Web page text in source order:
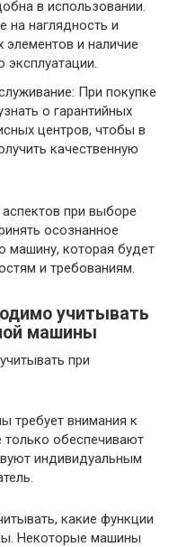
в использовании.
на наглядность и
и наличие
эксплуатации.
При покупке
о гарантийных
центров, чтобы в
качественную
при выборе
осознанное
машину, которая будет
и требованиям.
учитывать
машины
требует внимания к
обеспечивают
индивидуальным
какие функции
Некоторые машины